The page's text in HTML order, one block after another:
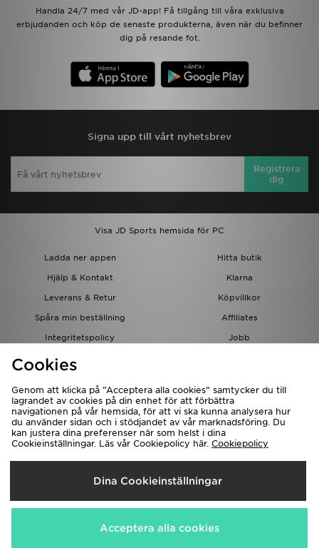
Handla 24/7 med vår JD-app! Få tillgång till våra exklusiva
erbjudanden och köp de senaste produkterna, även när du befinner
dig på resande fot.
Signa upp till vårt nyhetsbrev
Registrera
dig
Visa JD Sports hemsida för PC
Ladda ner appen
Hitta butik
Hjälp & Kontakt
Klarna
Leverans & Retur
Köpvillkor
Spåra min beställning
Affiliates
Integritetspolicy
Jobb
JD-bloggen
Levererar Till
Sverige
Vi accepterar följande betalningssätt
Mina meddelanden
Cookies
Genom att klicka på ”Acceptera alla cookies” samtycker du till
lagrandet av cookies på din enhet för att förbättra
navigationen på vår hemsida, för att vi ska kunna analysera hur
du använder sidan och i stödjandet av vår marknadsföring. Du
kan justera dina preferenser när som helst i dina
Cookieinställningar. Läs vår Cookiepolicy här. Cookiepolicy
Dina Cookieinställningar
Acceptera alla cookies